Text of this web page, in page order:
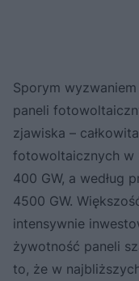
Sporym
paneli
zjawiska –
fotowoltaicznych w
400 GW, a według
4500 GW.
intensywnie
żywotność paneli
to, że w